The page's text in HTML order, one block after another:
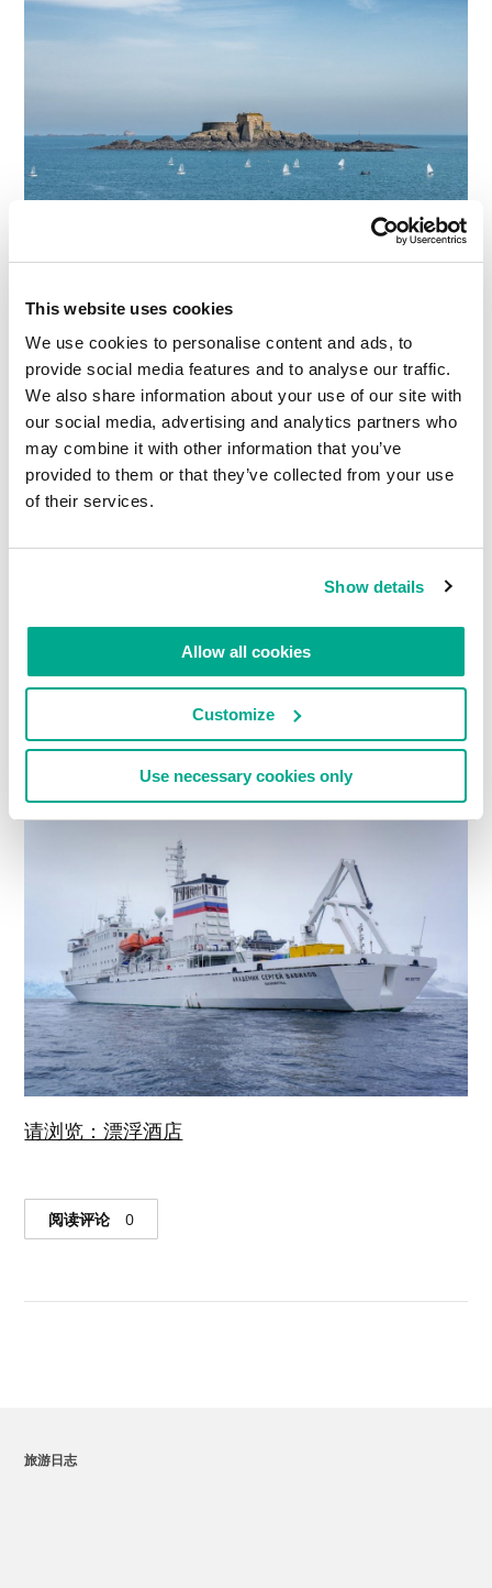
This website uses cookies
We use cookies to personalise content and ads, to
provide social media features and to analyse our traffic.
We also share information about your use of our site with
our social media, advertising and analytics partners who
may combine it with other information that you’ve
provided to them or that they’ve collected from your use
of their services.
Show details
Allow all cookies
Customize
Use necessary cookies only
请浏览：英国王权属地另类史
阅读评论 0
要全面报告我的南极探险之旅，就不能不提载着我
们驶过德雷克海峡的大船 – Akademik Sergey
Vavilov号科考船，本文将专门介绍这艘独一无二的
大船。下面就是这艘荣耀的科考船：
请浏览：漂浮酒店
阅读评论 0
旅游日志